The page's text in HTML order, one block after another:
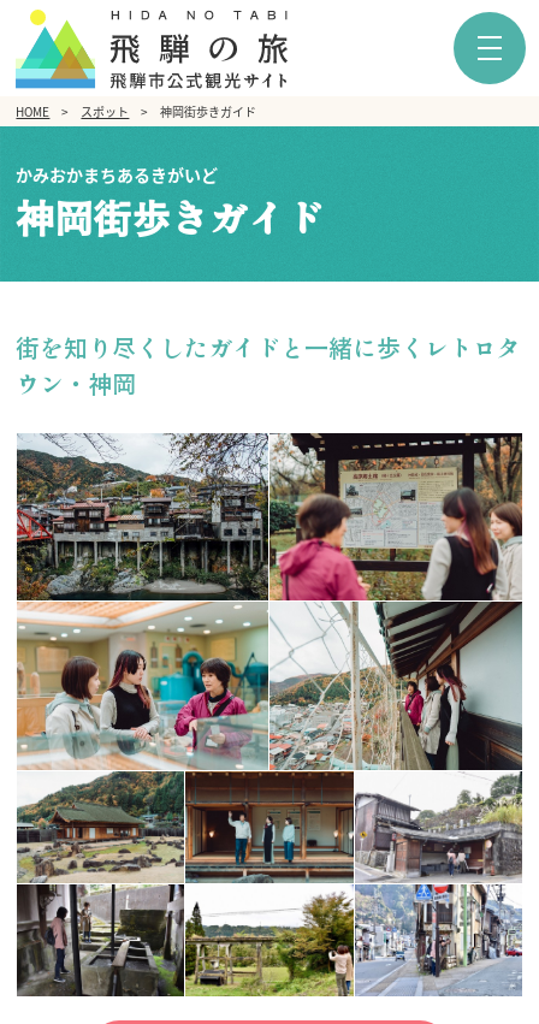
HOME スポット 神岡街歩きガイド
かみおかまちあるきがいど
神岡街歩きガイド
街を知り尽くしたガイドと一緒に歩くレトロタ
ウン・神岡